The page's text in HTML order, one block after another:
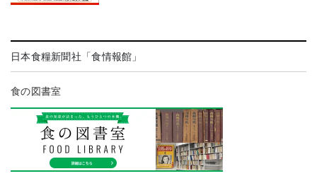
日本食糧新聞社「食情報館」
食の図書室